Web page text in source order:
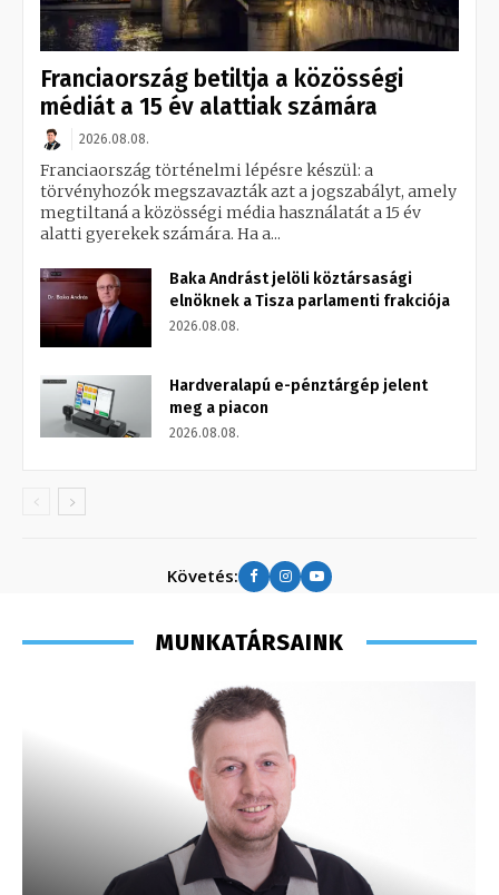
Franciaország betiltja a közösségi
médiát a 15 év alattiak számára
2026.08.08.
Franciaország történelmi lépésre készül: a
törvényhozók megszavazták azt a jogszabályt, amely
megtiltaná a közösségi média használatát a 15 év
alatti gyerekek számára. Ha a...
Baka Andrást jelöli köztársasági
elnöknek a Tisza parlamenti frakciója
2026.08.08.
Hardveralapú e-pénztárgép jelent
meg a piacon
2026.08.08.
Követés:
MUNKATÁRSAINK